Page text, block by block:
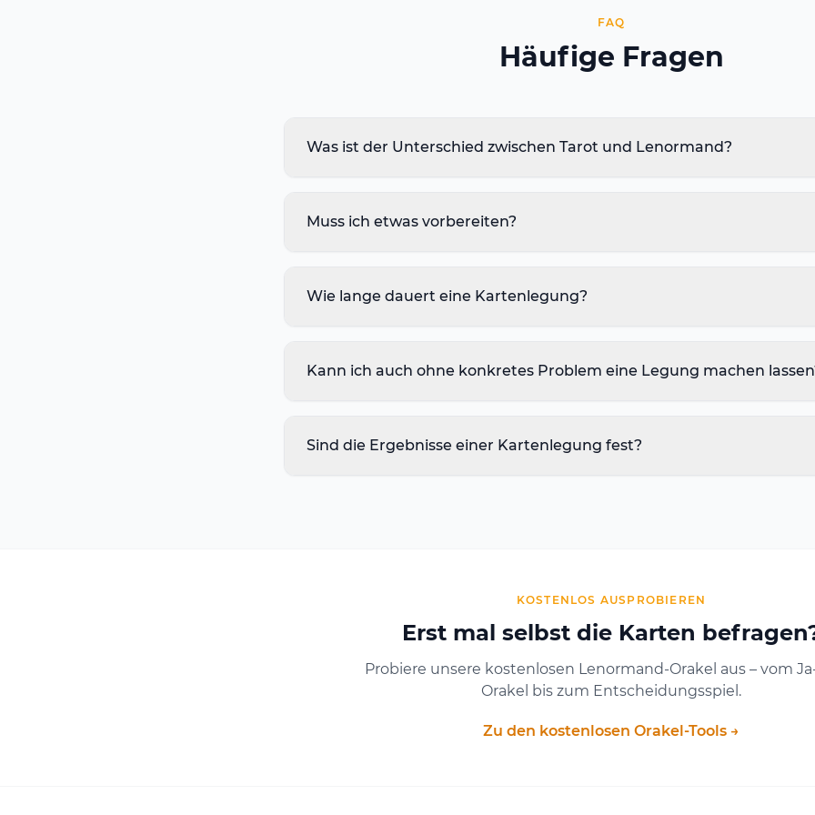
FAQ
Häufige Fragen
Was ist der Unterschied zwischen Tarot und Lenormand?
Muss ich etwas vorbereiten?
Wie lange dauert eine Kartenlegung?
Kann ich auch ohne konkretes Problem eine Legung machen
Sind die Ergebnisse einer Kartenlegung fest?
KOSTENLOS AUSPROBIEREN
Erst mal selbst die Karten
Probiere unsere kostenlosen Lenormand-Orakel aus – vom
Orakel bis zum Entscheidungsspiel.
Zu den kostenlosen Orakel-Tools →